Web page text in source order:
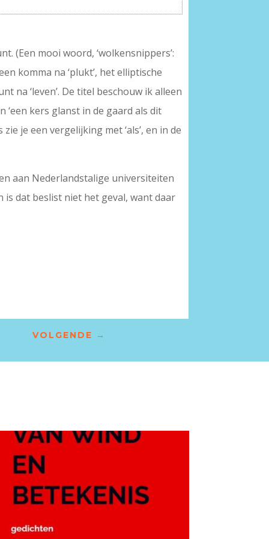
(Een mooi woord, ‘wolkensnippers’:
komma na ‘plukt’, het elliptische
na ‘leven’. De titel beschouw ik alleen
‘een kers glanst in de gaard als dit
je een vergelijking met ‘als’, en in de
aan Nederlandstalige universiteiten
is dat beslist niet het geval, want daar
VOLGENDE →